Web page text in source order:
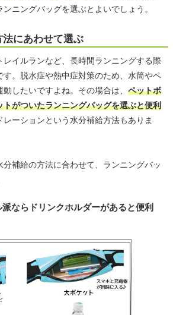
ニングバッグを選ぶとよいでしょう。
法にあわせて選ぶ
イルランなど、長時間ランニングする際
す。脱水症や熱中症対策のため、水筒やペ
したいですよね。その場合は、 ペットボ
がついたランニングバッグを選ぶと便利
ーションという水分補給方法もありま
補給の方法に合わせて、ランニングバッ
ならドリンクホルダーがあると便利